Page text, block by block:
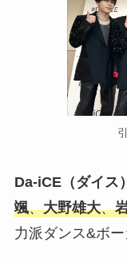
Da-iCE（ダイス）
颯、大野雄大、
力派ダンス&ボー